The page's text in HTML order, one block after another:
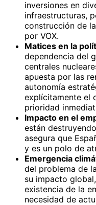
inversiones en
infraestructuras,
construcción de
por VOX.
Matices en la
dependencia del
centrales
apuesta por las
autonomía
explícitamente el
prioridad
Impacto en el
están
asegura que
y es un polo de
Emergencia
del problema de
su impacto
existencia de la
necesidad de